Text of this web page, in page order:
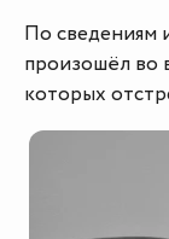
По сведениям
произошёл во
которых